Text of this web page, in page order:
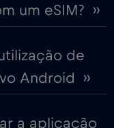
Dubai
Emirados Árabes
um eSIM? ››
de
Android ››
a aplicação